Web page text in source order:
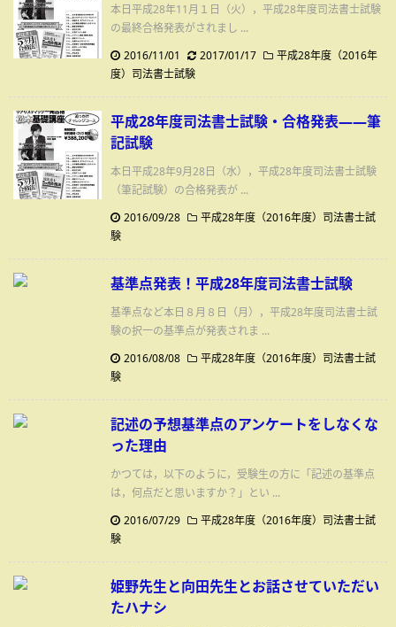
本日平成28年11月１日（火），平成28年度司法書士試験
の最終合格発表がされまし ...
2016/11/01
2017/01/17
平成28年度（2016年
度）司法書士試験
平成28年度司法書士試験・合格発表――筆
記試験
本日平成28年9月28日（水），平成28年度司法書士試験
（筆記試験）の合格発表が ...
2016/09/28
平成28年度（2016年度）司法書士試
験
基準点発表！平成28年度司法書士試験
基準点など本日８月８日（月），平成28年度司法書士試
験の択一の基準点が発表されま ...
2016/08/08
平成28年度（2016年度）司法書士試
験
記述の予想基準点のアンケートをしなくな
った理由
かつては，以下のように，受験生の方に「記述の基準点
は，何点だと思いますか？」とい ...
2016/07/29
平成28年度（2016年度）司法書士試
験
姫野先生と向田先生とお話させていただい
たハナシ